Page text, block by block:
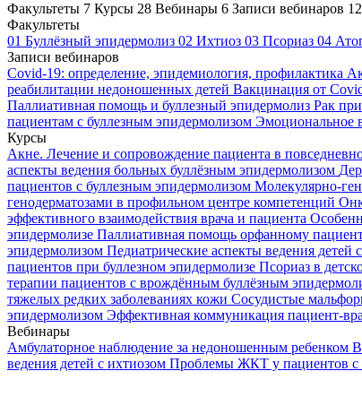
Факультеты 7 Курсы 28 Вебинары 6 Записи вебинаров 12
Факультеты
01 Буллёзный эпидермолиз 02 Ихтиоз 03 Псориаз 04
Записи вебинаров
Covid-19: определение, эпидемиология, профилактика
реабилитации недоношенных детей Вакцинация от
Паллиативная помощь и буллезный эпидермолиз Рак
пациентам с буллезным эпидермолизом Эмоциональное
Курсы
Акне. Лечение и сопровождение пациента в
аспекты ведения больных буллёзным эпидермолизом
пациентов с буллезным эпидермолизом Молекулярно-
генодерматозами в профильном центре компетенций
эффективного взаимодействия врача и пациента
эпидермолизе Паллиативная помощь орфанному
эпидермолизом Педиатрические аспекты ведения детей
пациентов при буллезном эпидермолизе Псориаз в
терапии пациентов с врождённым буллёзным
тяжелых редких заболеваниях кожи Сосудистые
эпидермолизом Эффективная коммуникация пациент-
Вебинары
Амбулаторное наблюдение за недоношенным ребенком
ведения детей с ихтиозом Проблемы ЖКТ у пациентов с